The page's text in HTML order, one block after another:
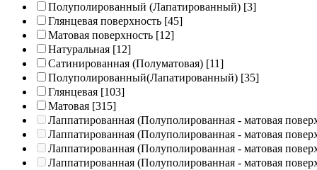
Полуполированный (Лапатированный) [3]
Глянцевая поверхность [45]
Матовая поверхность [12]
Натуральная [12]
Сатинированная (Полуматовая) [11]
Полуполированный(Лапатированный) [35]
Глянцевая [103]
Матовая [315]
Лаппатированная (Полуполированная - матовая
Лаппатированная (Полуполированная - матовая
Лаппатированная (Полуполированная - матовая
Лаппатированная (Полуполированная - матовая